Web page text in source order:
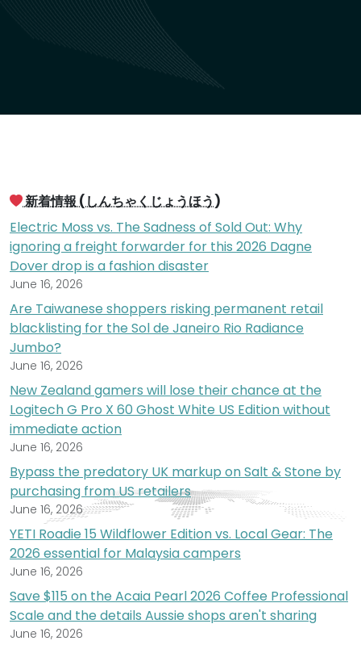
新着情報 (しんちゃくじょうほう)
Electric Moss vs. The Sadness of Sold Out: Why
ignoring a freight forwarder for this 2026 Dagne
Dover drop is a fashion disaster
June 16, 2026
Are Taiwanese shoppers risking permanent retail
blacklisting for the Sol de Janeiro Rio Radiance
Jumbo?
June 16, 2026
New Zealand gamers will lose their chance at the
Logitech G Pro X 60 Ghost White US Edition without
immediate action
June 16, 2026
Bypass the predatory UK markup on Salt & Stone by
purchasing from US retailers
June 16, 2026
YETI Roadie 15 Wildflower Edition vs. Local Gear: The
2026 essential for Malaysia campers
June 16, 2026
Save $115 on the Acaia Pearl 2026 Coffee Professional
Scale and the details Aussie shops aren't sharing
June 16, 2026